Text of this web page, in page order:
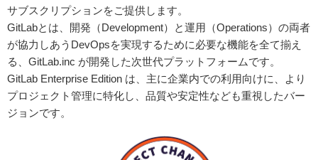
サブスクリプションをご提供します。
GitLabとは、開発（Development）と運用（Operations）の両者
が協力しあうDevOpsを実現するために必要な機能を全て揃え
る、GitLab.inc が開発した次世代プラットフォームです。
GitLab Enterprise Edition は、主に企業内での利用向けに、より
プロジェクト管理に特化し、品質や安定性なども重視したバー
ジョンです。